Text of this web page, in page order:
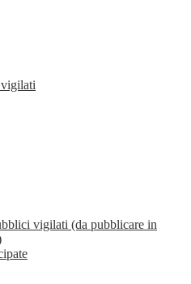
vigilati (da pubblicare in